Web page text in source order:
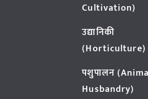
Cultivation)
उद्यानिकी
(Horticulture)
पशुपालन
Husbandry)